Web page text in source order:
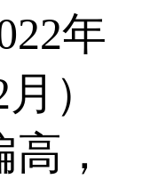
年
）
，